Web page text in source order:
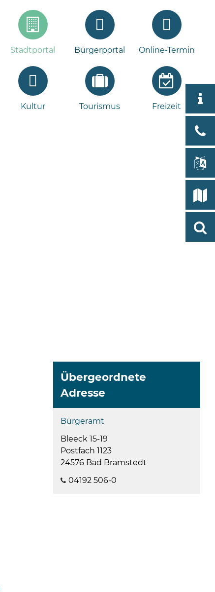
Stadtportal Bürgerportal Online-Termin
Kultur Tourismus Freizeit
Bleeck
19
Do
Übergeordnete
Adresse
Bürgeramt
Bleeck 15-19
Postfach 1123
24576 Bad Bramstedt
04192 506-0